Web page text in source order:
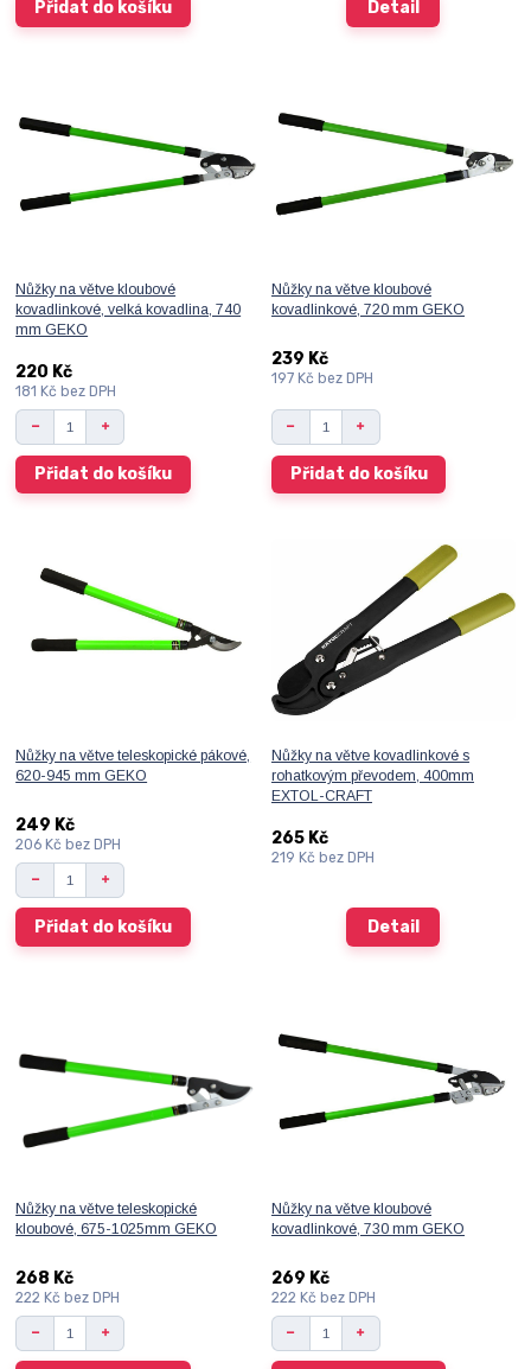
Přidat do košíku Detail
Nůžky na větve kloubové
kovadlinkové, velká kovadlina, 740
mm GEKO
220 Kč
181 Kčbez DPH
Přidat do košíku
Nůžky na větve kloubové
kovadlinkové, 720 mm GEKO
239 Kč
197 Kč bez DPH
Přidat do košíku
Nůžky na větve teleskopické pákové,
620-945 mm GEKO
249 Kč
206 Kčbez DPH
Přidat do košíku
Nůžky na větve kovadlinkové s
rohatkovým převodem, 400mm
EXTOL-CRAFT
265 Kč
219 Kč bez DPH
Detail
Nůžky na větve teleskopické
kloubové, 675-1025mm GEKO
268 Kč
222 Kčbez DPH
Nůžky na větve kloubové
kovadlinkové, 730 mm GEKO
269 Kč
222 Kč bez DPH